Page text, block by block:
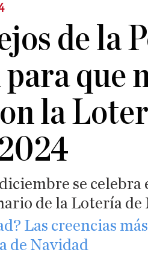
de la
que
la
se celebra
de la Lotería de
Las creencias
de Navidad